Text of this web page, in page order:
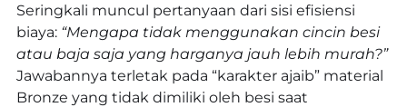
Seringkali muncul pertanyaan dari sisi efisiensi
biaya: “Mengapa tidak menggunakan cincin besi
atau baja saja yang harganya jauh lebih murah?”
Jawabannya terletak pada “karakter ajaib” material
Bronze yang tidak dimiliki oleh besi saat